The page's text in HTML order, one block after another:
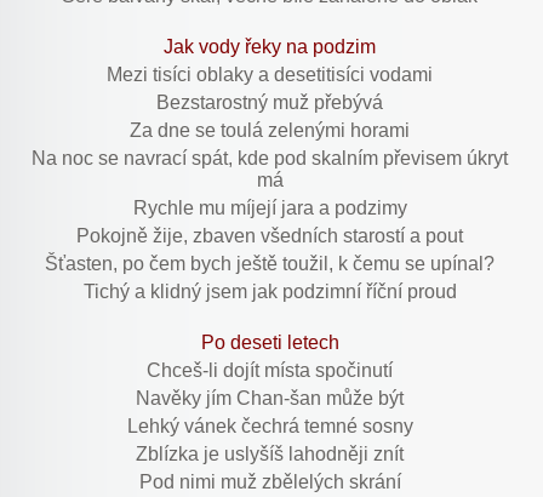
Jak vody řeky na podzim
Mezi tisíci oblaky a desetitisíci vodami
Bezstarostný muž přebývá
Za dne se toulá zelenými horami
Na noc se navrací spát, kde pod skalním převisem úkryt
má
Rychle mu míjejí jara a podzimy
Pokojně žije, zbaven všedních starostí a pout
Šťasten, po čem bych ještě toužil, k čemu se upínal?
Tichý a klidný jsem jak podzimní říční proud
Po deseti letech
Chceš-li dojít místa spočinutí
Navěky jím Chan-šan může být
Lehký vánek čechrá temné sosny
Zblízka je uslyšíš lahodněji znít
Pod nimi muž zbělelých skrání